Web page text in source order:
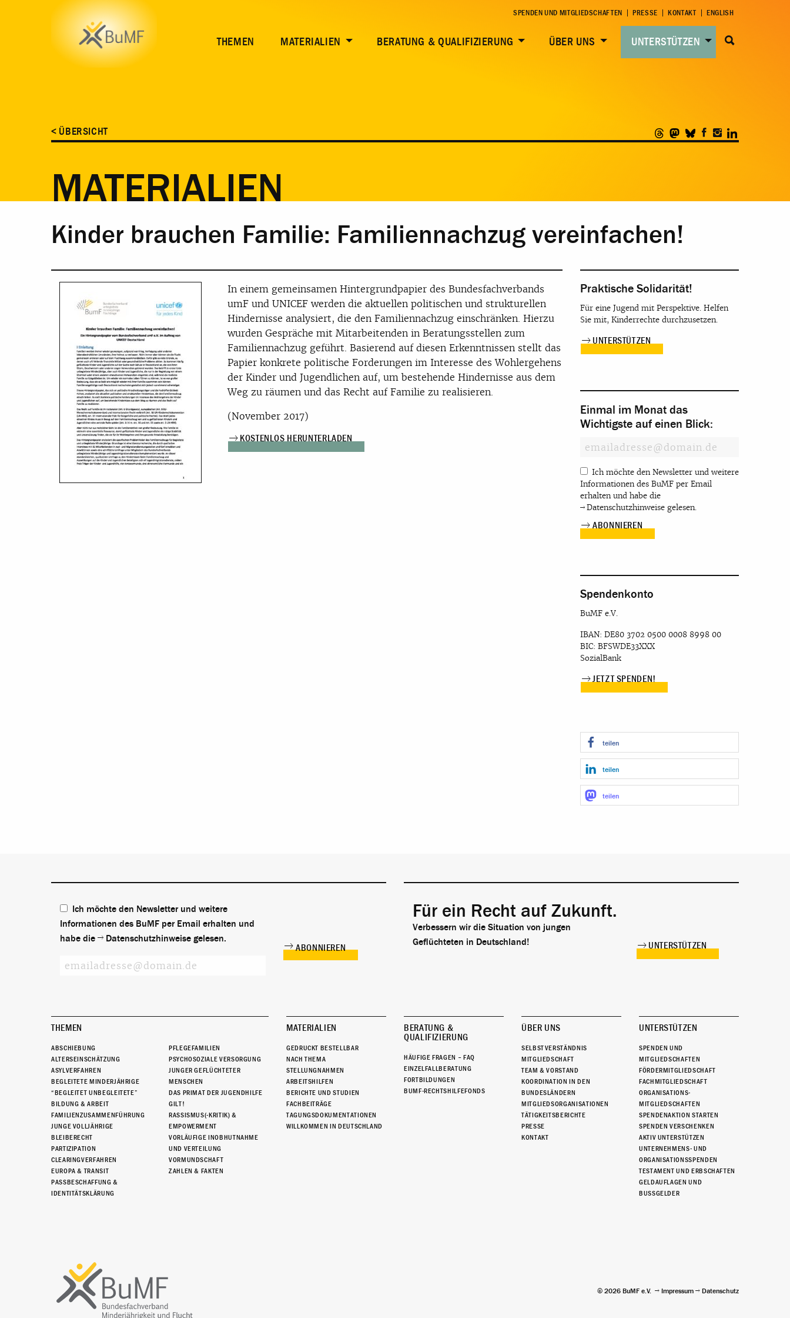
SPENDEN UND MITGLIEDSCHAFTEN PRESSE KONTAKT ENGLISH
THEMEN MATERIALIEN BERATUNG & QUALIFIZIERUNG ÜBER UNS UNTERSTÜTZEN
< ÜBERSICHT
MATERIALIEN
INHALT
Kinder brauchen Familie: Familiennachzug vereinfachen!
In einem gemeinsamen Hintergrundpapier des Bundesfachverbands
umF und UNICEF werden die aktuellen politischen und strukturellen
Hindernisse analysiert, die den Familiennachzug einschränken. Hierzu
wurden Gespräche mit Mitarbeitenden in Beratungsstellen zum
Familiennachzug geführt. Basierend auf diesen Erkenntnissen stellt das
Papier konkrete politische Forderungen im Interesse des Wohlergehens
der Kinder und Jugendlichen auf, um bestehende Hindernisse aus dem
Weg zu räumen und das Recht auf Familie zu realisieren.
(November 2017)
KOSTENLOS HERUNTERLADEN
Praktische Solidarität!
Für eine Jugend mit Perspektive. Helfen
Sie mit, Kinderrechte durchzusetzen.
UNTERSTÜTZEN
Einmal im Monat das
Wichtigste auf einen Blick:
Ich möchte den Newsletter und weitere
Informationen des BuMF per Email
erhalten und habe die
Datenschutzhinweise gelesen.
Spendenkonto
BuMF e.V.
IBAN: DE80 3702 0500 0008 8998 00
BIC: BFSWDE33XXX
SozialBank
JETZT SPENDEN!
teilen
teilen
teilen
Ich möchte den Newsletter und weitere
Informationen des BuMF per Email erhalten und
habe die
Datenschutzhinweise gelesen.
Für ein Recht auf Zukunft.
Verbessern wir die Situation von jungen
Geflüchteten in Deutschland!
UNTERSTÜTZEN
THEMEN
ABSCHIEBUNG
ALTERSEINSCHÄTZUNG
ASYLVERFAHREN
BEGLEITETE MINDERJÄHRIGE
“BEGLEITET UNBEGLEITETE”
BILDUNG & ARBEIT
FAMILIENZUSAMMENFÜHRUNG
JUNGE VOLLJÄHRIGE
BLEIBERECHT
PARTIZIPATION
CLEARINGVERFAHREN
EUROPA & TRANSIT
PASSBESCHAFFUNG &
IDENTITÄTSKLÄRUNG
PFLEGEFAMILIEN
PSYCHOSOZIALE VERSORGUNG
JUNGER GEFLÜCHTETER
MENSCHEN
DAS PRIMAT DER JUGENDHILFE
GILT!
RASSISMUS(-KRITIK) &
EMPOWERMENT
VORLÄUFIGE INOBHUTNAHME
UND VERTEILUNG
VORMUNDSCHAFT
ZAHLEN & FAKTEN
MATERIALIEN
GEDRUCKT BESTELLBAR
NACH THEMA
STELLUNGNAHMEN
ARBEITSHILFEN
BERICHTE UND STUDIEN
FACHBEITRÄGE
TAGUNGSDOKUMENTATIONEN
WILLKOMMEN IN DEUTSCHLAND
BERATUNG &
QUALIFIZIERUNG
HÄUFIGE FRAGEN – FAQ
EINZELFALLBERATUNG
FORTBILDUNGEN
BUMF-RECHTSHILFEFONDS
ÜBER UNS
SELBSTVERSTÄNDNIS
MITGLIEDSCHAFT
TEAM & VORSTAND
KOORDINATION IN DEN
BUNDESLÄNDERN
MITGLIEDSORGANISATIONEN
TÄTIGKEITSBERICHTE
PRESSE
KONTAKT
UNTERSTÜTZEN
SPENDEN UND
MITGLIEDSCHAFTEN
FÖRDERMITGLIEDSCHAFT
FACHMITGLIEDSCHAFT
ORGANISATIONS-
MITGLIEDSCHAFTEN
SPENDENAKTION STARTEN
SPENDEN VERSCHENKEN
AKTIV UNTERSTÜTZEN
UNTERNEHMENS- UND
ORGANISATIONSSPENDEN
TESTAMENT UND ERBSCHAFTEN
GELDAUFLAGEN UND
BUSSGELDER
© 2026 BuMF e.V. Impressum Datenschutz